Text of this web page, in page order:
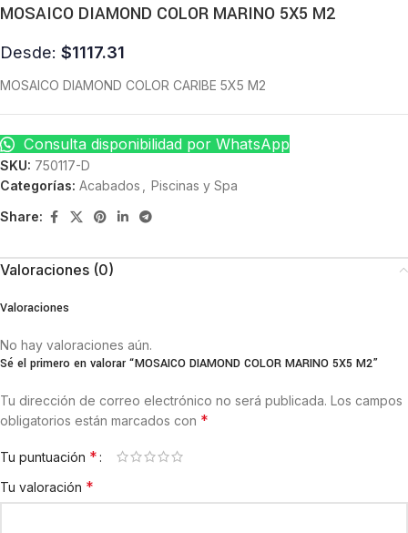
MOSAICO DIAMOND COLOR MARINO 5X5 M2
Desde: $1117.31
MOSAICO DIAMOND COLOR CARIBE 5X5 M2
Consulta disponibilidad por WhatsApp
SKU: 750117-D
Categorías: Acabados Piscinas y Spa
Share:
Valoraciones (0)
Valoraciones
No hay valoraciones aún.
Sé el primero en valorar “MOSAICO DIAMOND COLOR MARINO 5X5 M2”
Tu dirección de correo electrónico no será publicada. Los campos
obligatorios están marcados con *
Tu puntuación *
Tu valoración *